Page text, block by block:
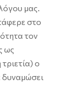
μας.
στο
τον
ως
ο
δυναμώσει